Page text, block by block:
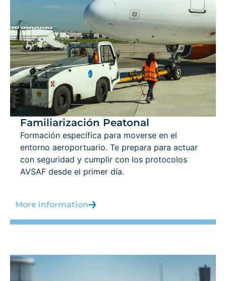
Familiarización Peatonal
Formación específica para moverse en el
entorno aeroportuario. Te prepara para actuar
con seguridad y cumplir con los protocolos
AVSAF desde el primer día.
More information